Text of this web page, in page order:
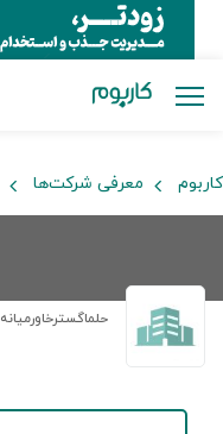
کاربوم معرفی شرکت‌ها
حلماگسترخاورمیانه